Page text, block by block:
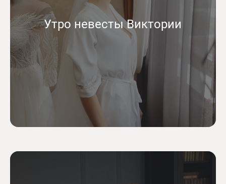
Утро невесты Виктории